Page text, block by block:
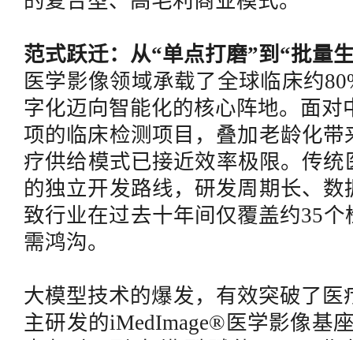
范式跃迁：从“单点打磨”到“批量
医学影像领域承载了全球临床约
字化迈向智能化的核心阵地。面对
项的临床检测项目，叠加老龄化
疗供给模式已接近效率极限。传
的独立开发路线，研发周期长、
致行业在过去十年间仅覆盖约35
需鸿沟。
大模型技术的爆发，有效突破了医
主研发的iMedImage®医学影像基